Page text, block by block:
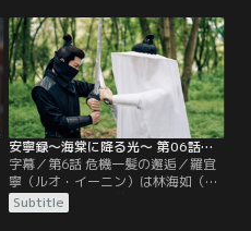
の際に偶然、羅宜怜（ルオ・イーリ
エン）の悪巧みに気づき、それを羅
宜寧にさりげなく知らせる。する
と、鮮やかにやり返す方法を考えた
羅宜寧。
安寧録～海棠に降る光～ 第06話／字幕
字幕／第6話 危機一髪の邂逅／羅宜
寧（ルオ・イーニン）は林海如（リ
ン・ハイルー）の弟・林茂（リン・
マオ）を利用して羅慎遠（ルオ・シ
Subtitle